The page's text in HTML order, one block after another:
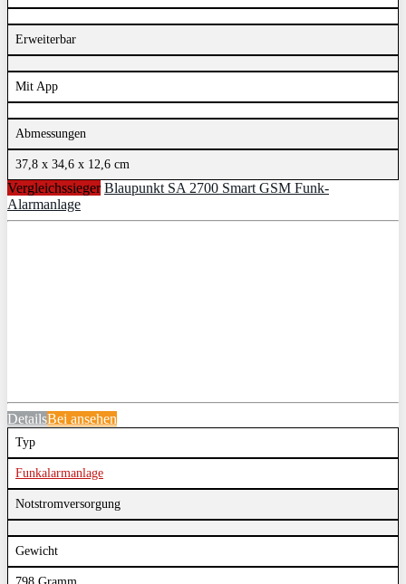
Erweiterbar
Mit App
Abmessungen
37,8 x 34,6 x 12,6 cm
Vergleichssieger Blaupunkt SA 2700 Smart GSM Funk-
Alarmanlage
DetailsBei ansehen
Typ
Funkalarmanlage
Notstromversorgung
Gewicht